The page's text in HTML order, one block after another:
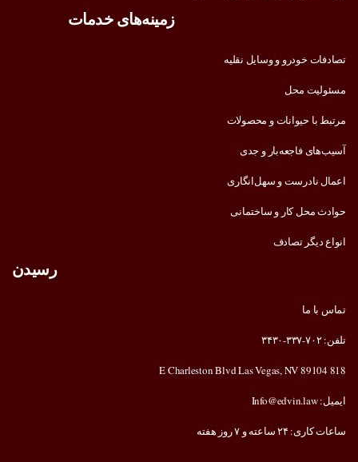
زمینه‌های خدمات
تصادفات خودرو و وسایل نقلیه
مسئولیت محل
مرتبط با حیوانات و محصولات
آسیب‌های فاجعه‌بار و جدی
اعمال نادرست و سهل‌انگاری
حوادث محل کار و ساختمانی
انواع دیگر تصادف
رسیدن
تماس با ما
تلفن: ۷۰۲-۳۳۷-۳۴۳۰
818 E Charleston Blvd Las Vegas, NV 89104
ایمیل: Info@edvin.law
ساعات کاری: ۲۴ ساعته و ۷ روز هفته